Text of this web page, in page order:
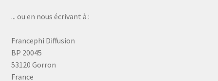
... ou en nous écrivant à :
Francephi Diffusion
BP 20045
53120 Gorron
France